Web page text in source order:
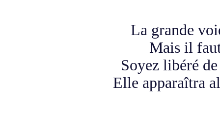
La grande
Mais il
Soyez libéré
Elle apparaîtra